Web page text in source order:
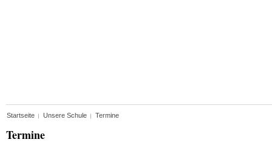
Startseite Unsere Schule Termine
Termine